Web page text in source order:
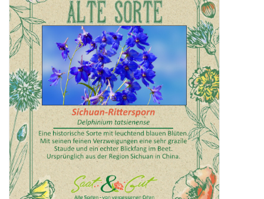
Geschenkideen
Katalog